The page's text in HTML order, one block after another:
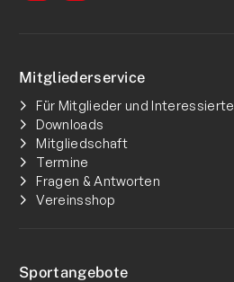
Mitgliederservice
Für Mitglieder und Interessierte
Downloads
Mitgliedschaft
Termine
Fragen & Antworten
Vereinsshop
Sportangebote